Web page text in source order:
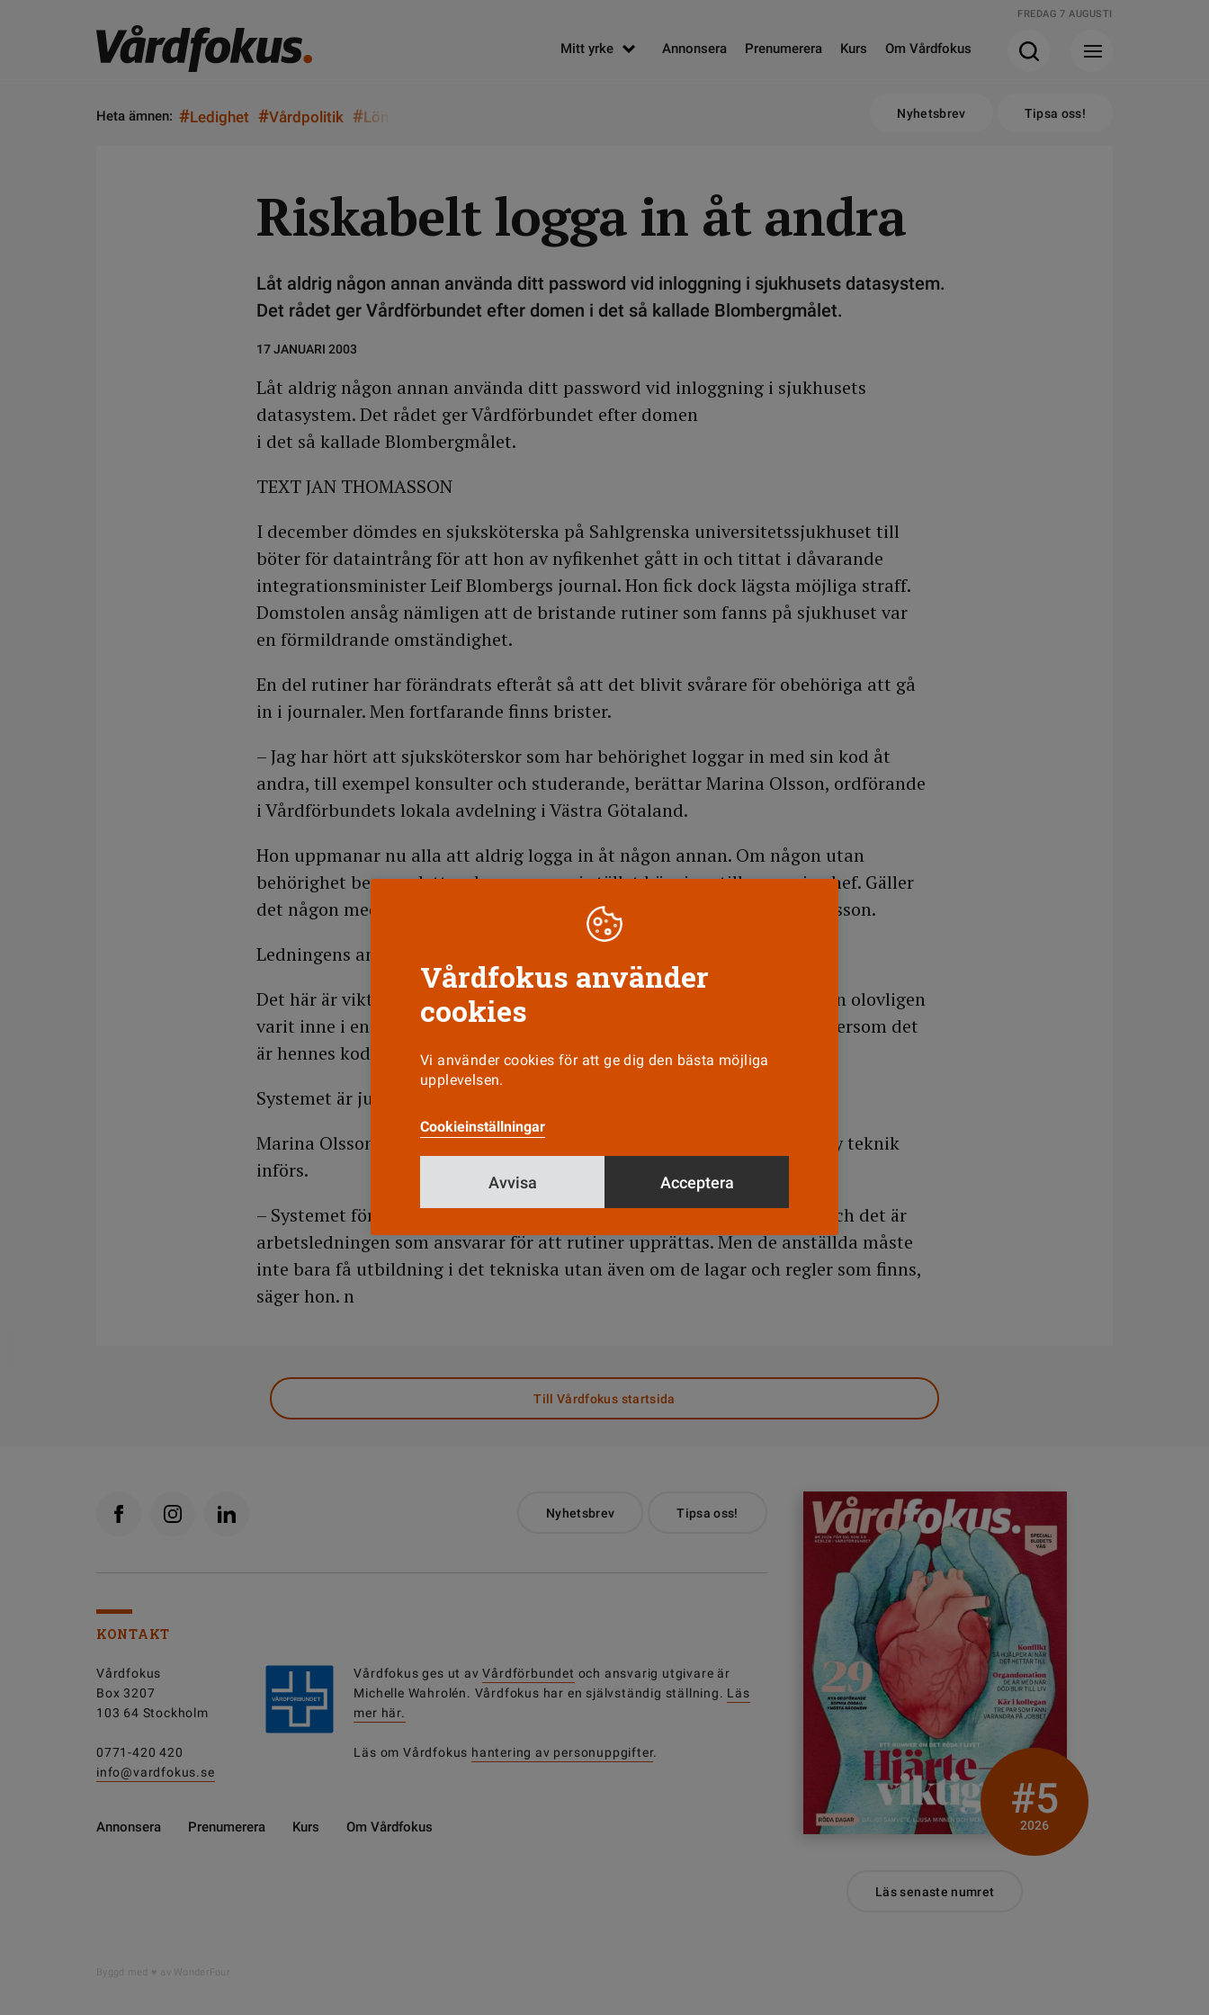
FREDAG 7 AUGUSTI
Mitt yrke Annonsera Prenumerera Kurs Om Vårdfokus
Heta ämnen: #Ledighet #Vårdpolitik #Lön Nyhetsbrev Tipsa oss!
Riskabelt logga in åt andra
Låt aldrig någon annan använda ditt password vid inloggning i sjukhusets datasystem.
Det rådet ger Vårdförbundet efter domen i det så kallade Blombergmålet.
17 JANUARI 2003
Låt aldrig någon annan använda ditt password vid inloggning i sjukhusets
datasystem. Det rådet ger Vårdförbundet efter domen
i det så kallade Blombergmålet.
TEXT JAN THOMASSON
I december dömdes en sjuksköterska på Sahlgrenska universitetssjukhuset till
böter för dataintrång för att hon av nyfikenhet gått in och tittat i dåvarande
integrationsminister Leif Blombergs journal. Hon fick dock lägsta möjliga straff.
Domstolen ansåg nämligen att de bristande rutiner som fanns på sjukhuset var
en förmildrande omständighet.
En del rutiner har förändrats efteråt så att det blivit svårare för obehöriga att gå
in i journaler. Men fortfarande finns brister.
– Jag har hört att sjuksköterskor som har behörighet loggar in med sin kod åt
andra, till exempel konsulter och studerande, berättar Marina Olsson, ordförande
i Vårdförbundets lokala avdelning i Västra Götaland.
Hon uppmanar nu alla att aldrig logga in åt någon annan. Om någon utan
behörighet ber om detta, ska personen i stället hänvisas till ansvarig chef. Gäller
det någon med behörighet, låt henne då logga in själv, säger Marina Olsson.
Ledningens ansvar
Det här är viktigt. Om det till exempel vid en kontroll visar sig att någon olovligen
varit inne i en journal, är det den som loggat in som kan råka illa ut eftersom det
är hennes kod som registrerats.
Systemet är ju uppbyggt så att det registrerar alla som loggat in.
Marina Olsson säger också att ett stort ansvar vilar på ledningen när ny teknik
införs.
– Systemet förutsätter att alla användare har egna behörighetskoder och det är
arbetsledningen som ansvarar för att rutiner upprättas. Men de anställda måste
inte bara få utbildning i det tekniska utan även om de lagar och regler som finns,
säger hon. n
Till Vårdfokus startsida
Nyhetsbrev Tipsa oss!
KONTAKT
Vårdfokus
Box 3207
103 64 Stockholm
0771-420 420
info@vardfokus.se
Vårdfokus ges ut avVårdförbundet och ansvarig utgivare är
Michelle Wahrolén. Vårdfokus har en självständig ställning. Läs
mer här.
Läs om Vårdfokus hantering av personuppgifter.
Annonsera Prenumerera Kurs Om Vårdfokus
#5
2026
Läs senaste numret
Byggd med av WonderFour
Vårdfokus använder
cookies
Vi använder cookies för att ge dig den bästa möjliga
upplevelsen.
Cookieinställningar
Avvisa Acceptera